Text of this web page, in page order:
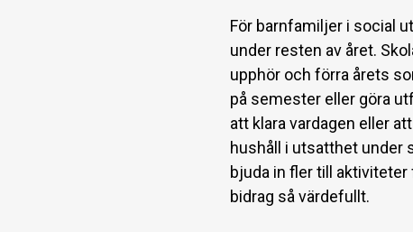
För barnfamiljer i social
under resten av året.
upphör och förra årets
på semester eller göra
att klara vardagen eller
hushåll i utsatthet under
bjuda in fler till
bidrag så värdefullt.